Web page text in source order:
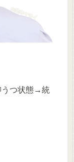
つ状態→統